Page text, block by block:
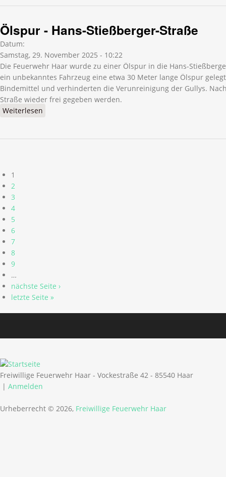
Ölspur - Hans-Stießberger-Straße
Datum:
Samstag, 29. November 2025 - 10:22
Die Feuerwehr Haar wurde zu einer Ölspur in die Hans-
ein unbekanntes Fahrzeug eine etwa 30 Meter lange Ölspur
Bindemittel und verhinderten die Verunreinigung der Gullys.
Straße wieder frei gegeben werden.
Weiterlesen
1
2
3
4
5
6
7
8
9
…
nächste Seite ›
letzte Seite »
Freiwillige Feuerwehr Haar - Vockestraße 42 - 85540 Haar
| Anmelden
Urheberrecht © 2026, Freiwillige Feuerwehr Haar